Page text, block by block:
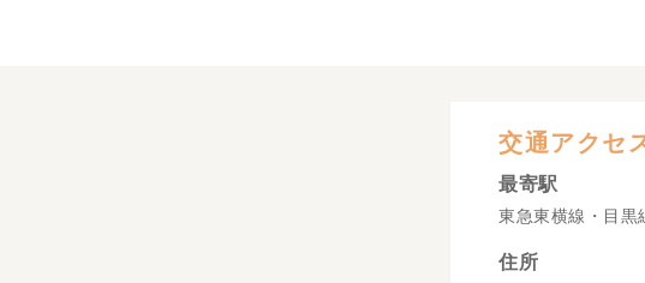
交通アクセ
最寄駅
東急東横線・目黒
住所